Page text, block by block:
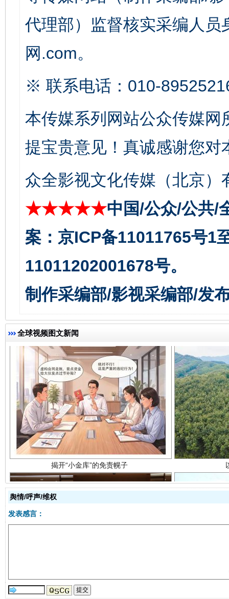
代理部）监督核实采编人员
网.com。
※ 联系电话：010-
本传媒系列网站公众传媒
提宝贵意见！真诚感谢您
众全影视文化传媒（北京）
★★★★★中国/公众/公共/
案：京ICP备11011765号1
11011202001678号。
制作采编部/影视采编部/发
全球视频图文新闻
东山县通报“牛蛙产品抗生素超标问题” 法
千年窑火 生生不息
揭开“小金库”的免责幌子
舆情/呼声/维权
发表感言：